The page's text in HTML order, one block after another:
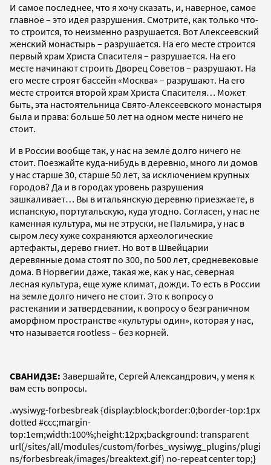
И самое последнее, что я хочу сказать, и, наверное, самое
главное – это идея разрушения. Смотрите, как только что-
то строится, то неизменно разрушается. Вот Алексеевский
женский монастырь – разрушается. На его месте строится
первый храм Христа Спасителя – разрушается. На его
месте начинают строить Дворец Советов – разрушают. На
его месте строят бассейн «Москва» – разрушают. На его
месте строится второй храм Христа Спасителя… Может
быть, эта настоятельница Свято-Алексеевского монастыря
была и права: больше 50 лет на одном месте ничего не
стоит.
И в России вообще так, у нас на земле долго ничего не
стоит. Поезжайте куда-нибудь в деревню, много ли домов
у нас старше 30, старше 50 лет, за исключением крупных
городов? Да и в городах уровень разрушения
зашкаливает… Вы в итальянскую деревню приезжаете, в
испанскую, португальскую, куда угодно. Согласен, у нас не
каменная культура, мы не этруски, не Пальмира, у нас в
сыром лесу хуже сохраняются археологические
артефакты, дерево гниет. Но вот в Швейцарии
деревянные дома стоят по 300, по 500 лет, средневековые
дома. В Норвегии даже, такая же, как у нас, северная
лесная культура, еще хуже климат, дожди. То есть в России
на земле долго ничего не стоит. Это к вопросу о
растекании и затвердевании, к вопросу о безграничном
аморфном пространстве «культуры один», которая у нас,
что называется rootless – без корней.
СВАНИДЗЕ: Завершайте, Сергей Александрович, у меня к
вам есть вопросы.
.wysiwyg-forbesbreak {display:block;border:0;border-top:1px
dotted #ccc;margin-
top:1em;width:100%;height:12px;background: transparent
url(/sites/all/modules/custom/forbes_wysiwyg_plugins/plugi
ns/forbesbreak/images/breaktext.gif) no-repeat center top;}